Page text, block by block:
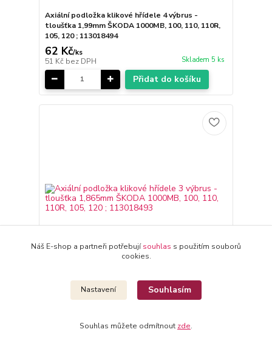
Axiální podložka klikové hřídele 4 výbrus -
tloušťka 1,99mm ŠKODA 1000MB, 100, 110, 110R,
105, 120 ; 113018494
62 Kč/ks
51 Kč bez DPH Skladem 5 ks
Přidat do košíku
Axiální podložka klikové hřídele 3 výbrus -
Náš E-shop a partneři potřebujísouhlas s použitím souborů
cookies.
Nastavení Souhlasím
Souhlas můžete odmítnout zde.